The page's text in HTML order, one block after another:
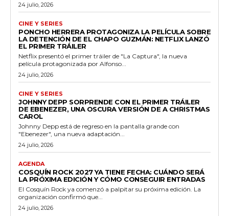
24 julio, 2026
CINE Y SERIES
PONCHO HERRERA PROTAGONIZA LA PELÍCULA SOBRE
LA DETENCIÓN DE EL CHAPO GUZMÁN: NETFLIX LANZÓ
EL PRIMER TRÁILER
Netflix presentó el primer tráiler de "La Captura", la nueva
película protagonizada por Alfonso...
24 julio, 2026
CINE Y SERIES
JOHNNY DEPP SORPRENDE CON EL PRIMER TRÁILER
DE EBENEZER, UNA OSCURA VERSIÓN DE A CHRISTMAS
CAROL
Johnny Depp está de regreso en la pantalla grande con
"Ebenezer", una nueva adaptación...
24 julio, 2026
AGENDA
COSQUÍN ROCK 2027 YA TIENE FECHA: CUÁNDO SERÁ
LA PRÓXIMA EDICIÓN Y CÓMO CONSEGUIR ENTRADAS
El Cosquín Rock ya comenzó a palpitar su próxima edición. La
organización confirmó que...
24 julio, 2026